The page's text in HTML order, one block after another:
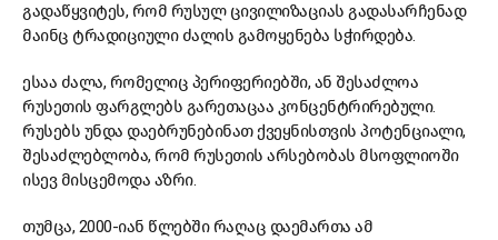
გადაწყვიტეს, რომ რუსულ ცივილიზაციას გადასარჩენად
მაინც ტრადიციული ძალის გამოყენება სჭირდება.
ესაა ძალა, რომელიც პერიფერიებში, ან შესაძლოა
რუსეთის ფარგლებს გარეთაცაა კონცენტრირებული.
რუსებს უნდა დაებრუნებინათ ქვეყნისთვის პოტენციალი,
შესაძლებლობა, რომ რუსეთის არსებობას მსოფლიოში
ისევ მისცემოდა აზრი.
თუმცა, 2000-იან წლებში რაღაც დაემართა ამ